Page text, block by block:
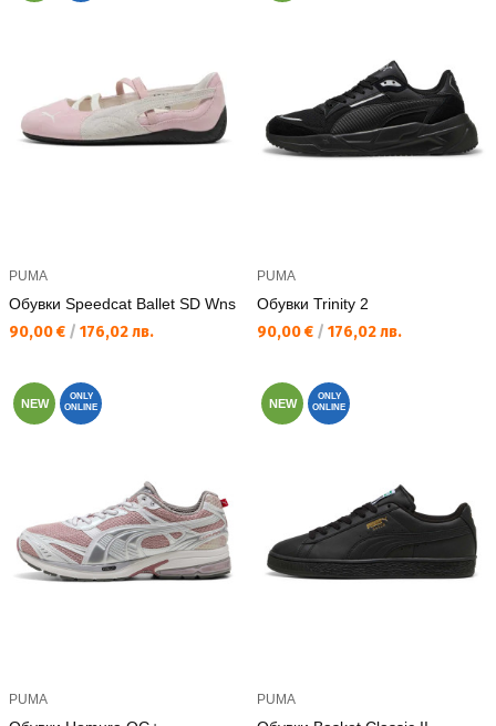
PUMA
Обувки Speedcat Ballet SD Wns
Текуща цена:
90,00 € / 176,02 лв.
PUMA
Обувки Trinity 2
Текуща цена:
90,00 € / 176,02 лв.
NEW
ONLY
ONLINE
PUMA
NEW
ONLY
ONLINE
PUMA